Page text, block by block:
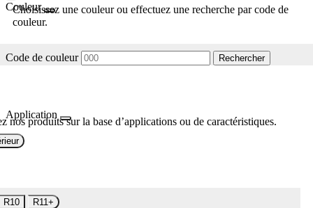
Couleur
Choisissez une couleur ou effectuez une recherche par code de
couleur.
Code de couleur Rechercher
Application
nos produits sur la base d’applications ou de caractéristiques.
R10 R11+